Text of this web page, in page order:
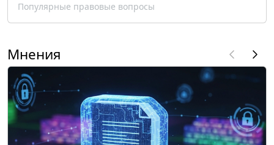
Популярные правовые вопросы
Мнения